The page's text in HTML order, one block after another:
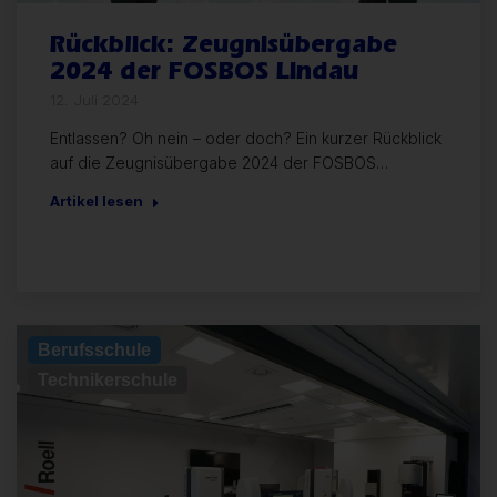
Rückblick: Zeugnisübergabe
2024 der FOSBOS Lindau
Entlassen? Oh nein – oder doch? Ein kurzer Rückblick
auf die Zeugnisübergabe 2024 der FOSBOS…
Artikel lesen
Berufsschule